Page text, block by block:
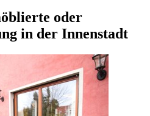
oder
in der Innenstadt